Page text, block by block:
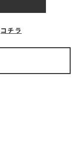
コチラ